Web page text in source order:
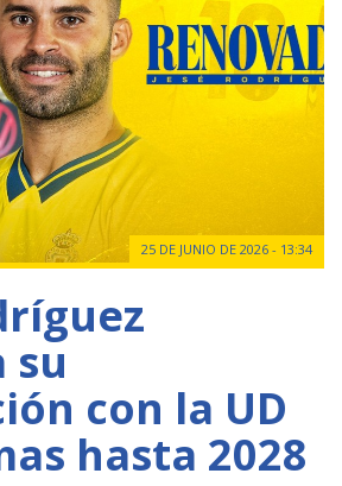
25 DE JUNIO DE 2026 - 13:34
su
con la UD
hasta 2028